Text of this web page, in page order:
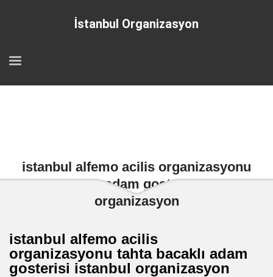
İstanbul Organizasyon
istanbul alfemo acilis organizasyonu
tahta bacaklı adam gosterisi istanbul
organizasyon
istanbul alfemo acilis
organizasyonu tahta bacaklı adam
gosterisi istanbul organizasyon